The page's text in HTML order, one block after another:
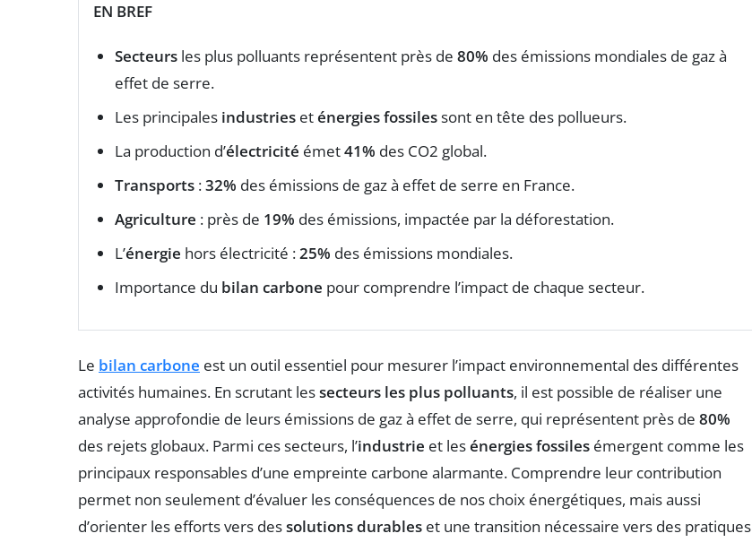
EN BREF
Secteurs les plus polluants représentent près de 80% des émissions mondiales de gaz à
effet de serre.
Les principales industries eténergies fossilessont en tête des pollueurs.
La production d’électricité émet41% des CO2 global.
Transports :32% des émissions de gaz à effet de serre en France.
Agriculture : près de 19% des émissions, impactée par la déforestation.
L’énergie hors électricité :25% des émissions mondiales.
Importance du bilan carbone pour comprendre l’impact de chaque secteur.
Le bilan carbone est un outil essentiel pour mesurer l’impact environnemental des différentes
activités humaines. En scrutant lessecteurs les plus polluants, il est possible de réaliser une
analyse approfondie de leurs émissions de gaz à effet de serre, qui représentent près de 80%
des rejets globaux. Parmi ces secteurs, l’industrie et lesénergies fossiles émergent comme les
principaux responsables d’une empreinte carbone alarmante. Comprendre leur contribution
permet non seulement d’évaluer les conséquences de nos choix énergétiques, mais aussi
d’orienter les efforts vers dessolutions durables et une transition nécessaire vers des pratiques